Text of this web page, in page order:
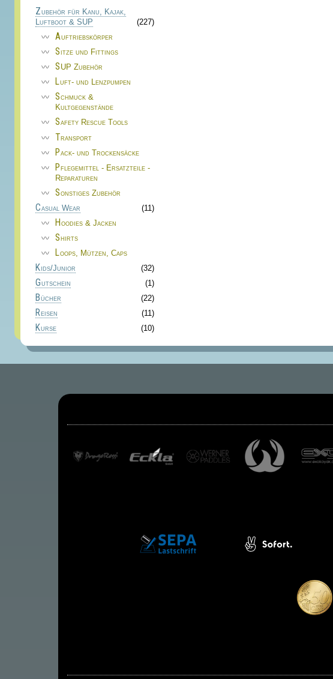
Zubehör für Kanu, Kajak,
Luftboot & SUP
(227)
Auftriebskörper
Sitze und Fittings
SUP Zubehör
Luft- und Lenzpumpen
Schmuck &
Kultgegenstände
Safety Rescue Tools
Transport
Pack- und Trockensäcke
Pflegemittel - Ersatzteile -
Reparaturen
Sonstiges Zubehör
Casual Wear
(11)
Hoodies & Jacken
Shirts
Loops, Mützen, Caps
Kids/Junior
(32)
Gutschein
(1)
Bücher
(22)
Reisen
(11)
Kurse
(10)